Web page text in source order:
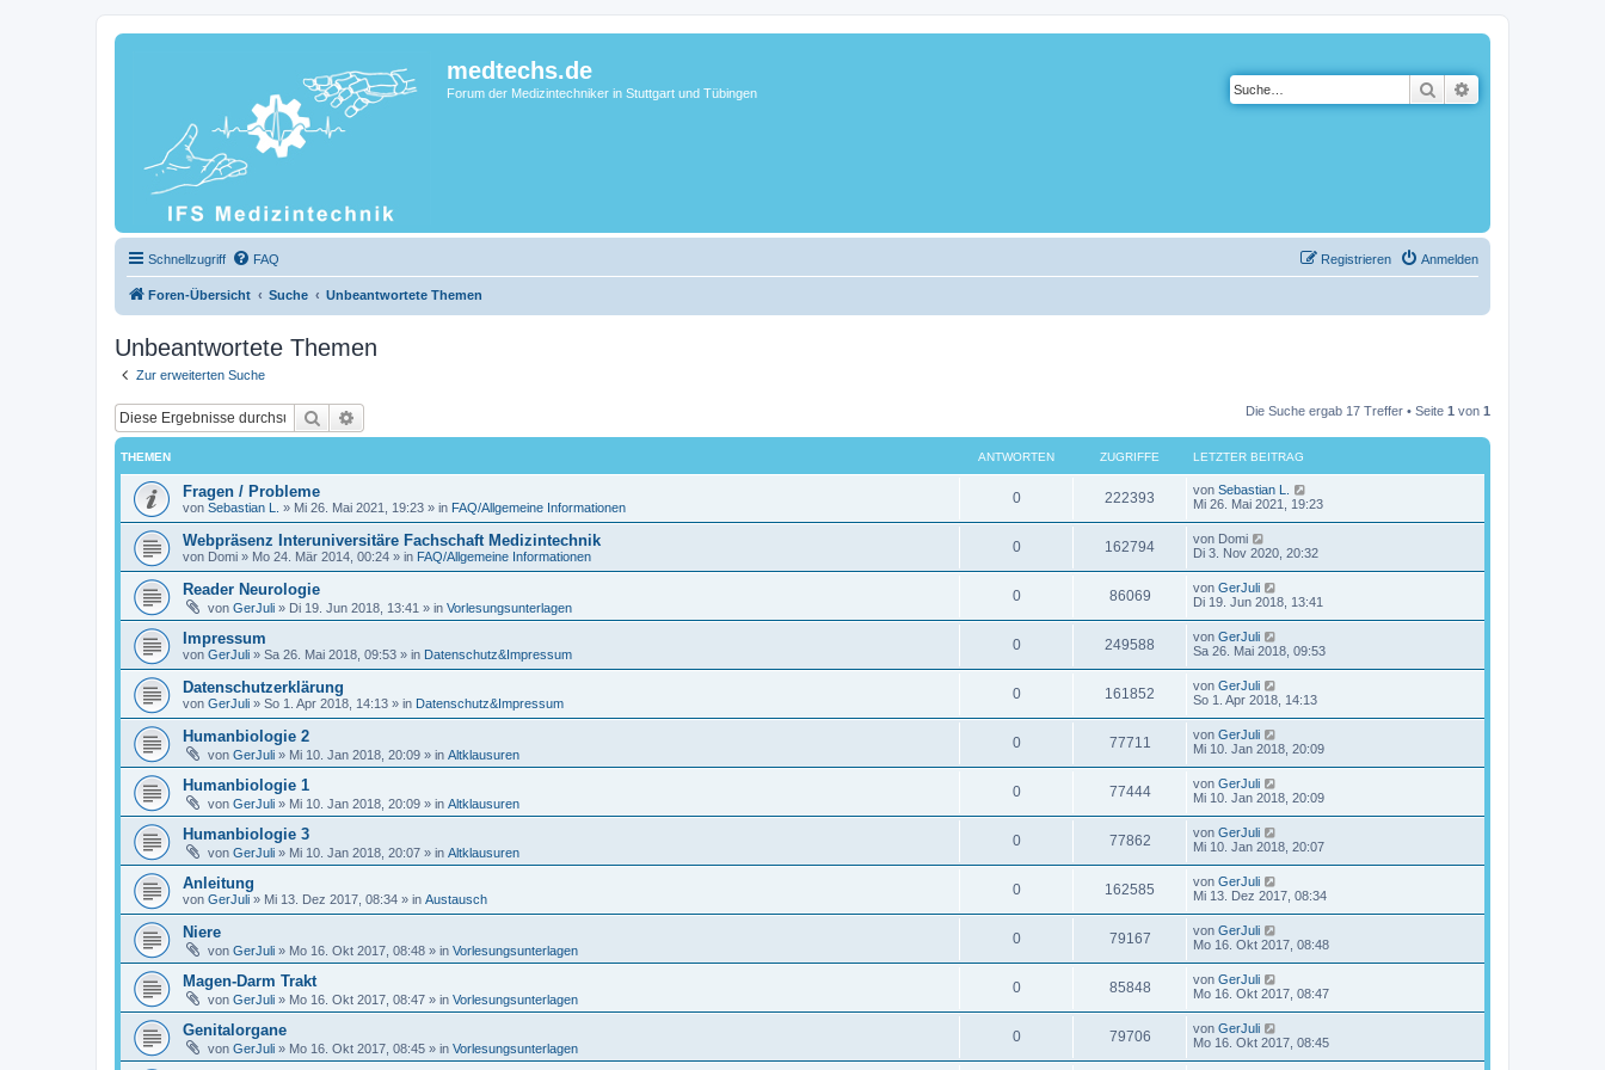
medtechs.de
Forum der Medizintechniker in Stuttgart und Tübingen Suche
Schnellzugriff FAQ Anmelden
Registrieren
Foren-Übersicht Suche Unbeantwortete Themen
Unbeantwortete Themen
Zur erweiterten Suche
Suche Die Suche ergab 17 Treffer • Seite 1 von 1
THEMEN ANTWORTEN ZUGRIFFE LETZTER BEITRAG
Fragen / Probleme
von Sebastian L. » Mi 26. Mai 2021, 19:23 » in FAQ/Allgemeine Informationen
0 222393 von Sebastian L.
Mi 26. Mai 2021, 19:23
Webpräsenz Interuniversitäre Fachschaft Medizintechnik
von Domi » Mo 24. Mär 2014, 00:24 » in FAQ/Allgemeine Informationen
0 162794 von Domi
Di 3. Nov 2020, 20:32
Reader Neurologie
von GerJuli » Di 19. Jun 2018, 13:41 » in Vorlesungsunterlagen
0 86069 von GerJuli
Di 19. Jun 2018, 13:41
Impressum
von GerJuli » Sa 26. Mai 2018, 09:53 » in Datenschutz&Impressum
0 249588 von GerJuli
Sa 26. Mai 2018, 09:53
Datenschutzerklärung
von GerJuli » So 1. Apr 2018, 14:13 » in Datenschutz&Impressum
0 161852 von GerJuli
So 1. Apr 2018, 14:13
Humanbiologie 2
von GerJuli » Mi 10. Jan 2018, 20:09 » in Altklausuren
0 77711 von GerJuli
Mi 10. Jan 2018, 20:09
Humanbiologie 1
von GerJuli » Mi 10. Jan 2018, 20:09 » in Altklausuren
0 77444 von GerJuli
Mi 10. Jan 2018, 20:09
Humanbiologie 3
von GerJuli » Mi 10. Jan 2018, 20:07 » in Altklausuren
0 77862 von GerJuli
Mi 10. Jan 2018, 20:07
Anleitung
von GerJuli » Mi 13. Dez 2017, 08:34 » in Austausch
0 162585 von GerJuli
Mi 13. Dez 2017, 08:34
Niere
von GerJuli » Mo 16. Okt 2017, 08:48 » in Vorlesungsunterlagen
0 79167 von GerJuli
Mo 16. Okt 2017, 08:48
Magen-Darm Trakt
von GerJuli » Mo 16. Okt 2017, 08:47 » in Vorlesungsunterlagen
0 85848 von GerJuli
Mo 16. Okt 2017, 08:47
Genitalorgane
von GerJuli » Mo 16. Okt 2017, 08:45 » in Vorlesungsunterlagen
0 79706 von GerJuli
Mo 16. Okt 2017, 08:45